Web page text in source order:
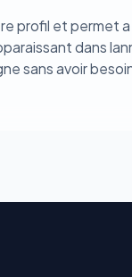
profil et permet
dans
sans avoir